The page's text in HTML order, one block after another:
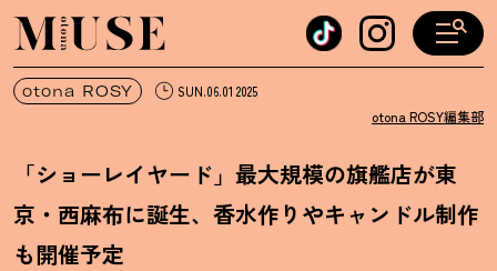
オトナミューズ ウェブ
otona ROSY SUN.06.01 2025
otona ROSY編集部
「ショーレイヤード」最大規模の旗艦店が東
京・西麻布に誕生、香水作りやキャンドル制作
も開催予定